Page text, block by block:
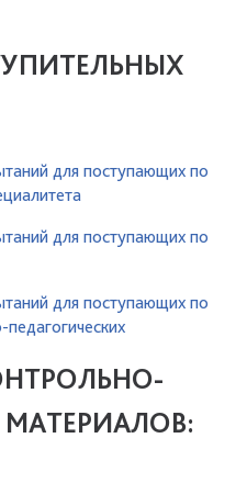
для поступающих по
для поступающих по
для поступающих по